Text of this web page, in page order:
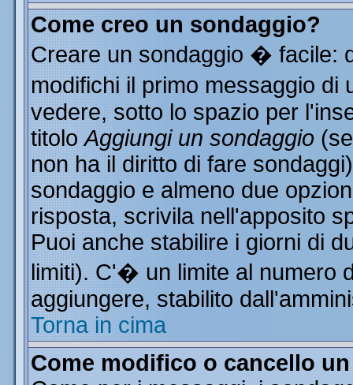
Come creo un sondaggio?
Creare un sondaggio � facile:
modifichi il primo messaggio
vedere, sotto lo spazio per
titoloAggiungi un sondaggio
non ha il diritto di fare
sondaggio e almeno due
risposta, scrivila nell'apposito
Puoi anche stabilire i giorni di
limiti). C'� un limite al numero
aggiungere, stabilito
Torna in cima
Come modifico o cancello